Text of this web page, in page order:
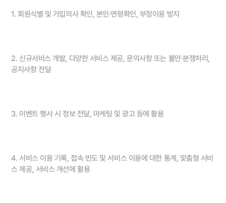
1. 회원식별 및 가입의사 확인, 본인·연령확인, 부정이용 방지
2. 신규서비스 개발, 다양한 서비스 제공, 문의사항 또는 불만·분쟁처리,
공지사항 전달
3. 이벤트 행사 시 정보 전달, 마케팅 및 광고 등에 활용
4. 서비스 이용 기록, 접속 빈도 및 서비스 이용에 대한 통계, 맞춤형 서비
스 제공, 서비스 개선에 활용